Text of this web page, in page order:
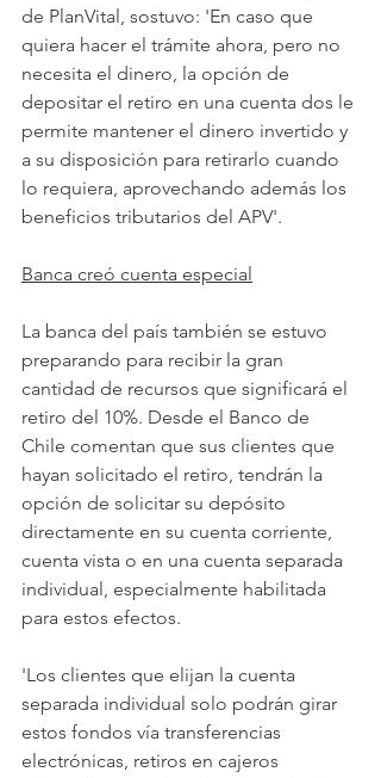
de PlanVital, sostuvo: 'En caso que
quiera hacer el trámite ahora, pero no
necesita el dinero, la opción de
depositar el retiro en una cuenta dos le
permite mantener el dinero invertido y
a su disposición para retirarlo cuando
lo requiera, aprovechando además los
beneficios tributarios del APV'.
Banca creó cuenta especial
La banca del país también se estuvo
preparando para recibir la gran
cantidad de recursos que significará el
retiro del 10%. Desde el Banco de
Chile comentan que sus clientes que
hayan solicitado el retiro, tendrán la
opción de solicitar su depósito
directamente en su cuenta corriente,
cuenta vista o en una cuenta separada
individual, especialmente habilitada
para estos efectos.
'Los clientes que elijan la cuenta
separada individual solo podrán girar
estos fondos vía transferencias
electrónicas, retiros en cajeros